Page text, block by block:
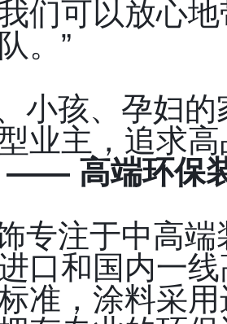
们可以放心
。”
小孩、孕妇
业主，追求
—— 高端环保
专注于中高
口和国内一
准，涂料采